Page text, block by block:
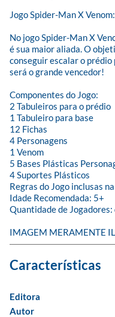
Jogo Spider-Man X
No jogo Spider-Man X
é sua maior aliada. O
conseguir escalar o
será o grande vencedor!
Componentes do Jogo:
2 Tabuleiros para o prédio
1 Tabuleiro para base
12 Fichas
4 Personagens
1 Venom
5 Bases Plásticas
4 Suportes Plásticos
Regras do Jogo inclusas
Idade Recomendada: 5+
Quantidade de Jogadores:
IMAGEM MERAMENTE
Editora
Autor